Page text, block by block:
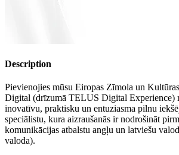
Description
Pievienojies mūsu Eiropas Zīmola un
Digital (drīzumā TELUS Digital Experience)
inovatīvu, praktisku un entuziasma pilnu
speciālistu, kura aizraušanās ir nodrošināt
komunikācijas atbalstu angļu un latviešu
valoda).